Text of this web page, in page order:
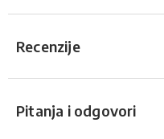
Recenzije
Pitanja i odgovori